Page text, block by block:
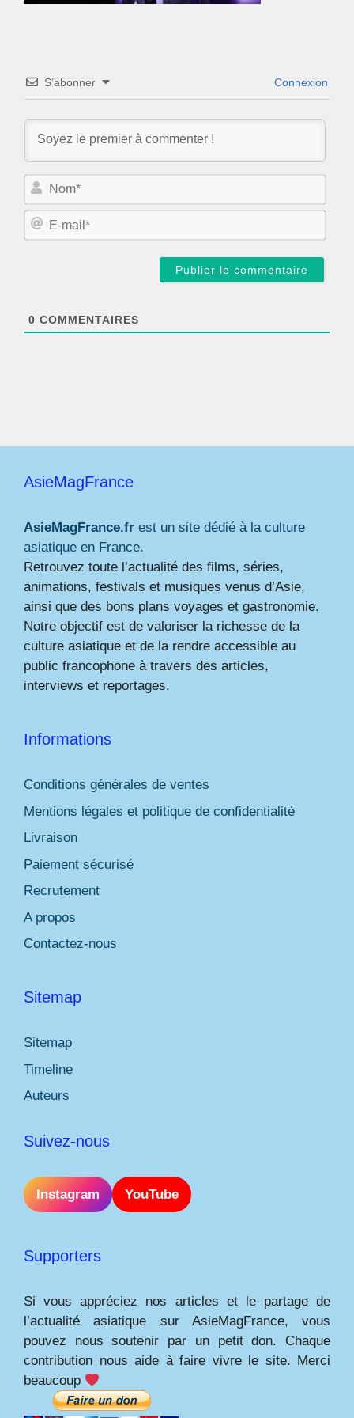
S’abonner Connexion
N
m
E
0 COMMENTAIRES
AsieMagFrance
AsieMagFrance.fr est un site dédié à la culture
asiatique en France.
Retrouvez toute l’actualité des films, séries,
animations, festivals et musiques venus d’Asie,
ainsi que des bons plans voyages et gastronomie.
Notre objectif est de valoriser la richesse de la
culture asiatique et de la rendre accessible au
public francophone à travers des articles,
interviews et reportages.
Informations
Conditions générales de ventes
Mentions légales et politique de confidentialité
Livraison
Paiement sécurisé
Recrutement
A propos
Contactez-nous
Sitemap
Sitemap
Timeline
Auteurs
Suivez-nous
Instagram YouTube
Supporters
Si vous appréciez nos articles et le partage de
l’actualité asiatique sur AsieMagFrance, vous
pouvez nous soutenir par un petit don. Chaque
contribution nous aide à faire vivre le site. Merci
beaucoup